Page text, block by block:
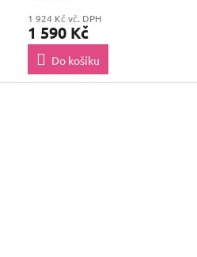
1 924 Kč vč. DPH
1 590 Kč
Do košíku